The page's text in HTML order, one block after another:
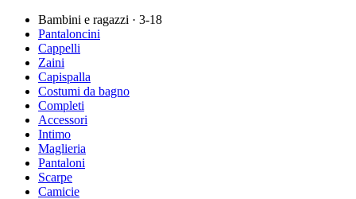
Bambini e ragazzi · 3-18
Pantaloncini
Cappelli
Zaini
Capispalla
Costumi da bagno
Completi
Accessori
Intimo
Maglieria
Pantaloni
Scarpe
Camicie